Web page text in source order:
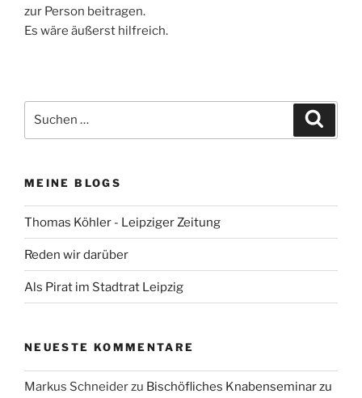
zur Person beitragen.
Es wäre äußerst hilfreich.
nach:
MEINE BLOGS
Thomas Köhler - Leipziger Zeitung
Reden wir darüber
Als Pirat im Stadtrat Leipzig
NEUESTE KOMMENTARE
Markus Schneiderzu Bischöfliches Knabenseminar zu